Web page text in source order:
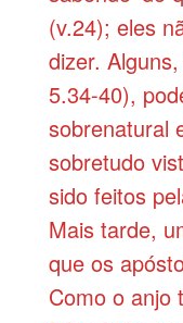
(v.24); eles
dizer.
5.34-40),
sobrenatural
sobretudo
sido feitos
Mais tarde,
que os
Como o anjo